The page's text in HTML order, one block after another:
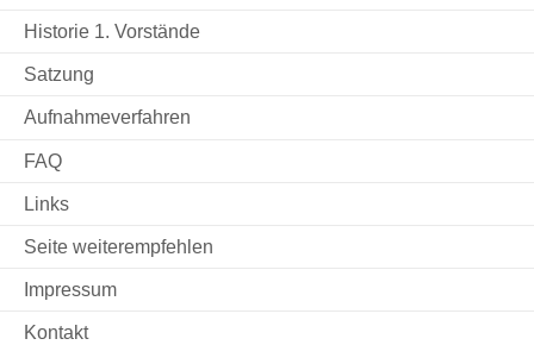
Historie 1. Vorstände
Satzung
Aufnahmeverfahren
FAQ
Links
Seite weiterempfehlen
Impressum
Kontakt